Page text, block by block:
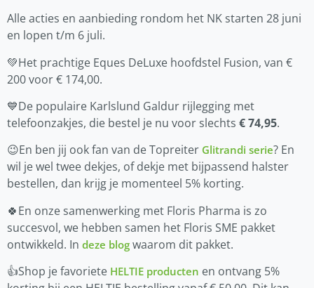
Alle acties en aanbieding rondom het NK starten 28 juni
en lopen t/m 6 juli.
💚Het prachtige Eques DeLuxe hoofdstel Fusion, van €
200 voor € 174,00.
💙De populaire Karlslund Galdur rijlegging met
telefoonzakjes, die bestel je nu voor slechts € 74,95.
😉En ben jij ook fan van de Topreiter Glitrandi serie? En
wil je wel twee dekjes, of dekje met bijpassend halster
bestellen, dan krijg je momenteel 5% korting.
🍀En onze samenwerking met Floris Pharma is zo
succesvol, we hebben samen het Floris SME pakket
ontwikkeld. In deze blog waarom dit pakket.
👍Shop je favoriete HELTIE producten en ontvang 5%